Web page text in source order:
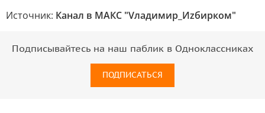
Источник: Канал в МАКС "Vладимир_Иzбирком"
Подписывайтесь на наш паблик в Одноклассниках
ПОДПИСАТЬСЯ